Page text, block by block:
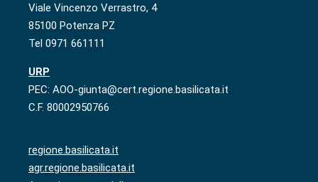
Viale Vincenzo Verrastro, 4
85100 Potenza PZ
Tel 0971 661111
URP
PEC: AOO-giunta@cert.regione.basilicata.it
C.F. 80002950766
regione.basilicata.it
agr.regione.basilicata.it